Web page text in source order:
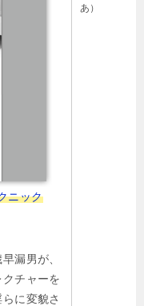
あ）
ニック
漏男が、
チャーを
に変貌さ